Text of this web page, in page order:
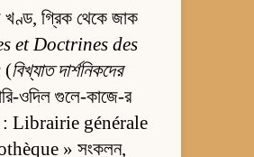
খণ্ড, গ্রিক থেকে জাক
et Doctrines des
(বিখ্যাত দার্শনিকদের
ওদিল গুলে-কাজে-র
: Librairie générale
» সংকলন,